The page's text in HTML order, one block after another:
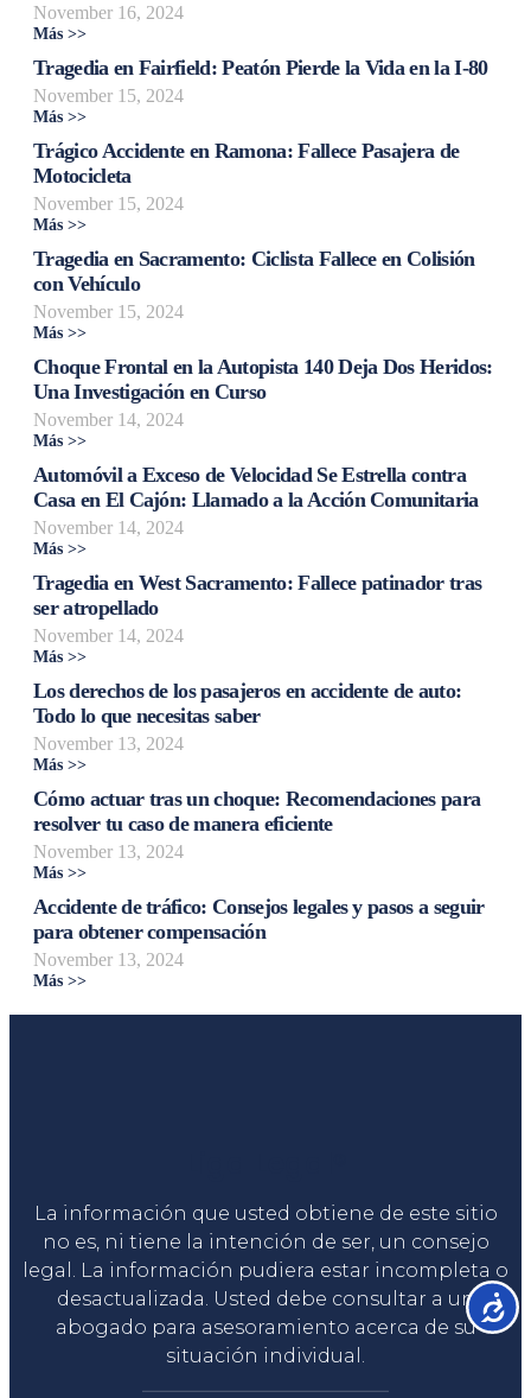
November 16, 2024
Más >>
Tragedia en Fairfield: Peatón Pierde la Vida en la I-80
November 15, 2024
Más >>
Trágico Accidente en Ramona: Fallece Pasajera de
Motocicleta
November 15, 2024
Más >>
Tragedia en Sacramento: Ciclista Fallece en Colisión
con Vehículo
November 15, 2024
Más >>
Choque Frontal en la Autopista 140 Deja Dos Heridos:
Una Investigación en Curso
November 14, 2024
Más >>
Automóvil a Exceso de Velocidad Se Estrella contra
Casa en El Cajón: Llamado a la Acción Comunitaria
November 14, 2024
Más >>
Tragedia en West Sacramento: Fallece patinador tras
ser atropellado
November 14, 2024
Más >>
Los derechos de los pasajeros en accidente de auto:
Todo lo que necesitas saber
November 13, 2024
Más >>
Cómo actuar tras un choque: Recomendaciones para
resolver tu caso de manera eficiente
November 13, 2024
Más >>
Accidente de tráfico: Consejos legales y pasos a seguir
para obtener compensación
November 13, 2024
Más >>
La información que usted obtiene de este sitio
no es, ni tiene la intención de ser, un consejo
legal. La información pudiera estar incompleta o
desactualizada. Usted debe consultar a un
abogado para asesoramiento acerca de su
situación individual.